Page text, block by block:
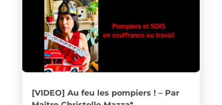
[VIDEO] Au feu les pompiers ! – Par